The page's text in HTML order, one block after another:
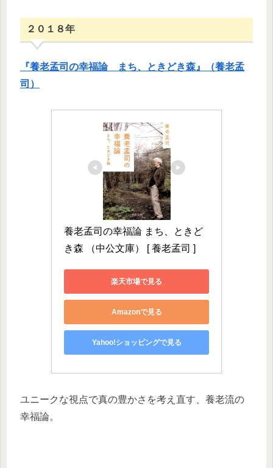
２０１８年
『養老孟司の幸福論 まち、ときどき森』（養老孟
司）
養老孟司の幸福論 まち、ときど
き森 （中公文庫） [ 養老孟司 ]
楽天市場で見る
Amazonで見る
Yahoo!ショッピングで見る
ユニークな視点で真の豊かさを考え直す、養老流の
幸福論。